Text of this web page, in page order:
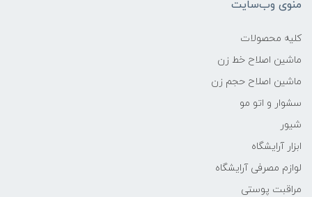
منوی وب‌سایت
کلیه محصولات
ماشین اصلاح خط زن
ماشین اصلاح حجم زن
سشوار و اتو مو
شیور
ابزار آرایشگاه
لوازم مصرفی آرایشگاه
مراقبت پوستی